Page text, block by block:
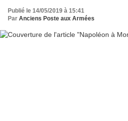
Publié le 14/05/2019 à 15:41
Par Anciens Poste aux Armées